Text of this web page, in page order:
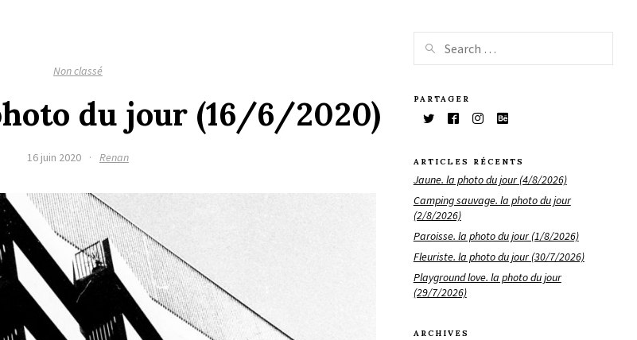
Non classé
du jour (16/6/2020)
16 juin 2020 · Renan
PARTAGER
ARTICLES RÉCENTS
Jaune. la photo du jour (4/8/2026)
Camping sauvage. la photo du jour
(2/8/2026)
Paroisse. la photo du jour (1/8/2026)
Fleuriste. la photo du jour (30/7/2026)
Playground love. la photo du jour
(29/7/2026)
ARCHIVES